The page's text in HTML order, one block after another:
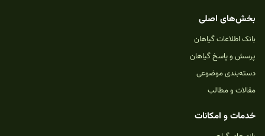
بخش‌های اصلی
بانک اطلاعات گیاهان
پرسش و پاسخ گیاهان
دسته‌بندی موضوعی
مقالات و مطالب
خدمات و امکانات